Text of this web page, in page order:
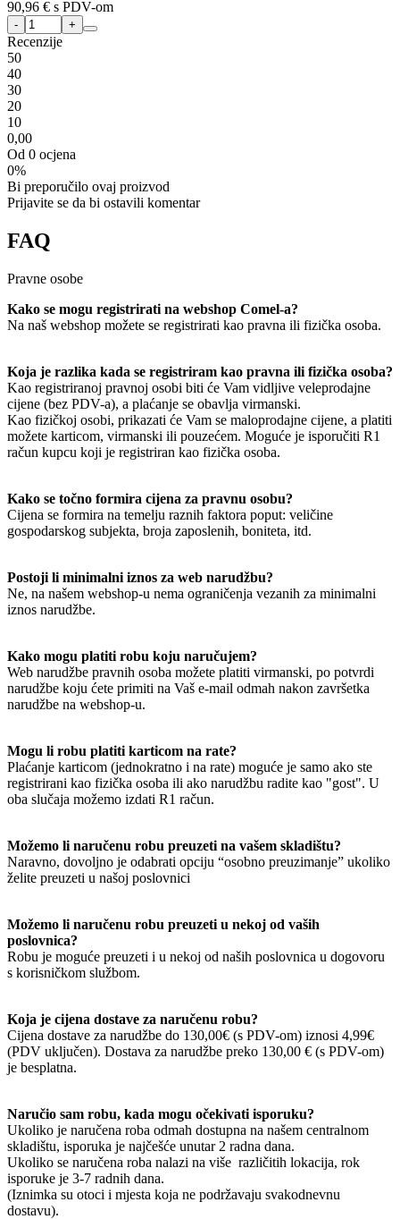
90,96 € s PDV-om
Recenzije
50
40
30
20
10
0,00
Od 0 ocjena
0%
Bi preporučilo ovaj proizvod
Prijavite se da bi ostavili komentar
FAQ
Pravne osobe
Kako se mogu registrirati na webshop Comel-a?
Na naš webshop možete se registrirati kao pravna ili fizička osoba.
Koja je razlika kada se registriram kao pravna ili fizička osoba?
Kao registriranoj pravnoj osobi biti će Vam vidljive veleprodajne
cijene (bez PDV-a), a plaćanje se obavlja virmanski.
Kao fizičkoj osobi, prikazati će Vam se maloprodajne cijene, a platiti
možete karticom, virmanski ili pouzećem. Moguće je isporučiti R1
račun kupcu koji je registriran kao fizička osoba.
Kako se točno formira cijena za pravnu osobu?
Cijena se formira na temelju raznih faktora poput: veličine
gospodarskog subjekta, broja zaposlenih, boniteta, itd.
Postoji li minimalni iznos za web narudžbu?
Ne, na našem webshop-u nema ograničenja vezanih za minimalni
iznos narudžbe.
Kako mogu platiti robu koju naručujem?
Web narudžbe pravnih osoba možete platiti virmanski, po potvrdi
narudžbe koju ćete primiti na Vaš e-mail odmah nakon završetka
narudžbe na webshop-u.
Mogu li robu platiti karticom na rate?
Plaćanje karticom (jednokratno i na rate) moguće je samo ako ste
registrirani kao fizička osoba ili ako narudžbu radite kao "gost". U
oba slučaja možemo izdati R1 račun.
Možemo li naručenu robu preuzeti na vašem skladištu?
Naravno, dovoljno je odabrati opciju “osobno preuzimanje” ukoliko
želite preuzeti u našoj poslovnici
Možemo li naručenu robu preuzeti u nekoj od vaših
poslovnica?
Robu je moguće preuzeti i u nekoj od naših poslovnica u dogovoru
s korisničkom službom.
Koja je cijena dostave za naručenu robu?
Cijena dostave za narudžbe do 130,00€ (s PDV-om) iznosi 4,99€
(PDV uključen). Dostava za narudžbe preko 130,00 € (s PDV-om)
je besplatna.
Naručio sam robu, kada mogu očekivati isporuku?
Ukoliko je naručena roba odmah dostupna na našem centralnom
skladištu, isporuka je najčešće unutar 2 radna dana.
Ukoliko se naručena roba nalazi na više različitih lokacija, rok
isporuke je 3-7 radnih dana.
(Iznimka su otoci i mjesta koja ne podržavaju svakodnevnu
dostavu).